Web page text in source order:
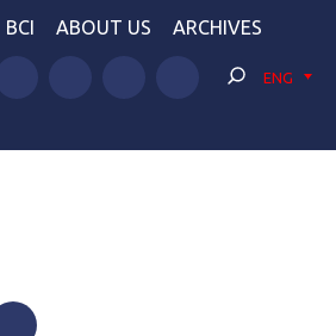
BCI ABOUT US ARCHIVES
ENG